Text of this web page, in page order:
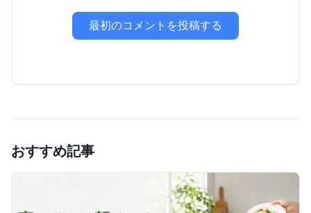
最初のコメントを投稿する
おすすめ記事